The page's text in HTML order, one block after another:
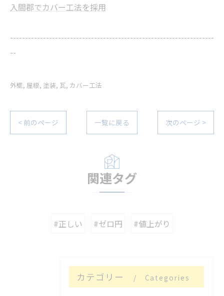
入間郡でカバー工法を採用
--------------------------------------------------------------------
--
外壁 屋根 塗装 瓦 カバー工法
< 前のページ 一覧に戻る 次のページ >
関連タグ
#正しい #ゼロ円 #値上がり
カテゴリー Categories